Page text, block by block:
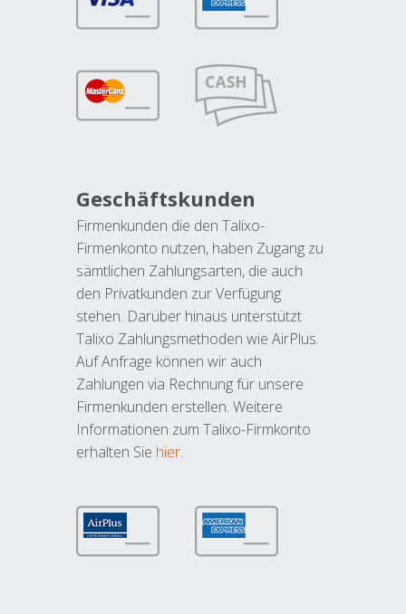
Geschäftskunden
Firmenkunden die den Talixo-
Firmenkonto nutzen, haben Zugang zu
sämtlichen Zahlungsarten, die auch
den Privatkunden zur Verfügung
stehen. Darüber hinaus unterstützt
Talixo Zahlungsmethoden wie AirPlus.
Auf Anfrage können wir auch
Zahlungen via Rechnung für unsere
Firmenkunden erstellen. Weitere
Informationen zum Talixo-Firmkonto
erhalten Sie hier.